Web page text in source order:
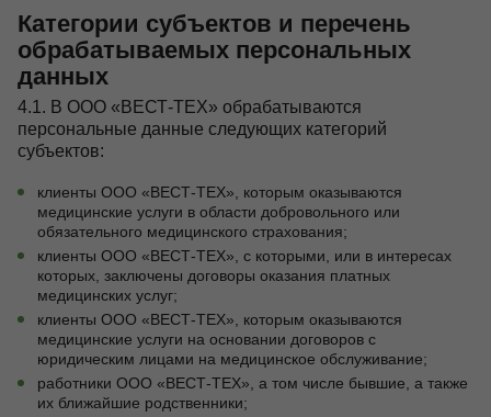
Категории субъектов и перечень
обрабатываемых персональных
данных
4.1. В ООО «ВЕСТ-ТЕХ» обрабатываются
персональные данные следующих категорий
субъектов:
клиенты ООО «ВЕСТ-ТЕХ», которым оказываются
медицинские услуги в области добровольного или
обязательного медицинского страхования;
клиенты ООО «ВЕСТ-ТЕХ», с которыми, или в интересах
которых, заключены договоры оказания платных
медицинских услуг;
клиенты ООО «ВЕСТ-ТЕХ», которым оказываются
медицинские услуги на основании договоров с
юридическим лицами на медицинское обслуживание;
работники ООО «ВЕСТ-ТЕХ», а том числе бывшие, а также
их ближайшие родственники;